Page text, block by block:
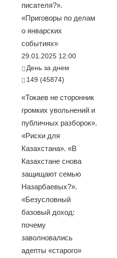
писателя?».
«Приговоры по делам
о январских
событиях»
29.01.2025 12:00
День за днем
149 (45874)
«Токаев не сторонник
громких увольнений и
публичных разборок».
«Риски для
Казахстана». «В
Казахстане снова
защищают семью
Назарбаевых?».
«Безусловный
базовый доход:
почему
заволновались
адепты «старого»